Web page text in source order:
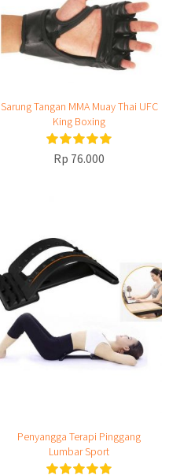
Sarung Tangan MMA Muay Thai UFC
King Boxing
Rp 76.000
Penyangga Terapi Pinggang
Lumbar Sport